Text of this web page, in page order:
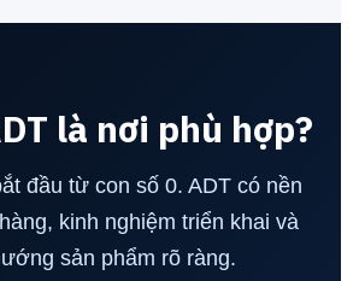
là nơi phù hợp?
đầu từ con số 0. ADT có nền
kinh nghiệm triển khai và
sản phẩm rõ ràng.